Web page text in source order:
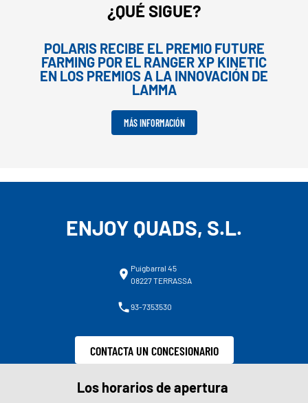
¿QUÉ SIGUE?
POLARIS RECIBE EL PREMIO FUTURE
FARMING POR EL RANGER XP KINETIC
EN LOS PREMIOS A LA INNOVACIÓN DE
LAMMA
MÁS INFORMACIÓN
ENJOY QUADS, S.L.
Puigbarral 45
08227 TERRASSA
93-7353530
CONTACTA UN CONCESIONARIO
Los horarios de apertura